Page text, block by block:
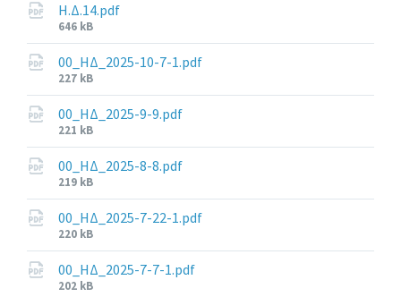
Η.Δ.14.pdf
File
size:
646 kB
00_ΗΔ_2025-10-7-1.pdf
File
size:
227 kB
00_ΗΔ_2025-9-9.pdf
File
size:
221 kB
00_ΗΔ_2025-8-8.pdf
File
size:
219 kB
00_ΗΔ_2025-7-22-1.pdf
File
size:
220 kB
00_ΗΔ_2025-7-7-1.pdf
File
202 kB